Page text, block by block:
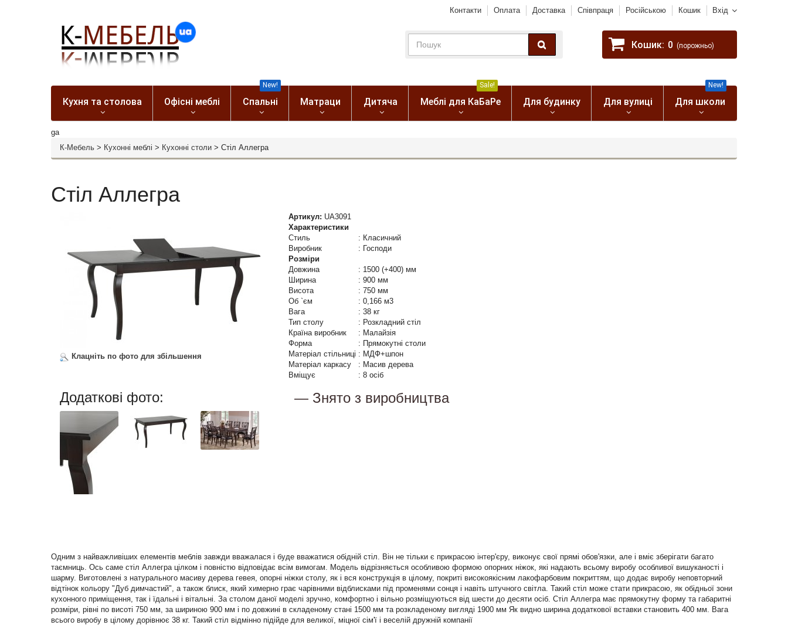
Вхід
Контакти Оплата Доставка Співпраця Російською Кошик
Кошик: 0 (порожньо)
Кухня та столова Офісні меблі Спальні
New!
Матраци Дитяча Меблі для КаБаРе
Sale!
Для будинку Для вулиці Для школи
New!
ga
К-Мебель > Кухонні меблі > Кухонні столи > Стіл Аллегра
Стіл Аллегра
Клацніть по фото для збільшення
Додаткові фото:
Артикул: UA3091
Характеристики
Стиль
: Класичний
Виробник
: Господи
Розміри
Довжина
: 1500 (+400) мм
Ширина
: 900 мм
Висота
: 750 мм
Об `єм
: 0,166 м3
Вага
: 38 кг
Тип столу
: Розкладний стіл
Країна виробник
: Малайзія
Форма
: Прямокутні столи
Матеріал стільниці : МДФ+шпон
Матеріал каркасу
: Масив дерева
Вміщує
: 8 осіб
— Знято з виробництва
Одним з найважливіших елементів меблів завжди вважалася і буде вважатися обідній стіл. Він не тільки є прикрасою інтер'єру, виконує свої прямі обов'язки, але і вміє зберігати багато
таємниць. Ось саме стіл Аллегра цілком і повністю відповідає всім вимогам. Модель відрізняється особливою формою опорних ніжок, які надають всьому виробу особливої вишуканості і
шарму. Виготовлені з натурального масиву дерева гевея, опорні ніжки столу, як і вся конструкція в цілому, покриті високоякісним лакофарбовим покриттям, що додає виробу неповторний
відтінок кольору "Дуб димчастий", а також блиск, який химерно грає чарівними відблисками під променями сонця і навіть штучного світла. Такий стіл може стати прикрасою, як обідньої зони
кухонного приміщення, так і їдальні і вітальні. За столом даної моделі зручно, комфортно і вільно розміщуються від шести до десяти осіб. Стіл Аллегра має прямокутну форму та габаритні
розміри, рівні по висоті 750 мм, за шириною 900 мм і по довжині в складеному стані 1500 мм та розкладеному вигляді 1900 мм Як видно ширина додаткової вставки становить 400 мм. Вага
всього виробу в цілому дорівнює 38 кг. Такий стіл відмінно підійде для великої, міцної сім'ї і веселій дружній компанії